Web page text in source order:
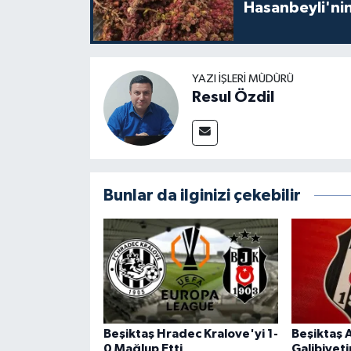
YAZI İŞLERI MÜDÜRÜ
Resul Özdil
Bunlar da ilginizi çekebilir
Beşiktaş Hradec Kralove'yi 1-
Beşiktaş